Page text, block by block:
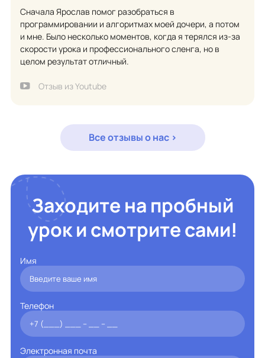
Сначала Ярослав помог разобраться в
программировании и алгоритмах моей дочери, а потом
и мне. Было несколько моментов, когда я терялся из-за
скорости урока и профессионального сленга, но в
целом результат отличный.
Отзыв из Youtube
Все отзывы о нас >
Заходите на пробный
урок и смотрите сами!
Имя
Телефон
Электронная почта